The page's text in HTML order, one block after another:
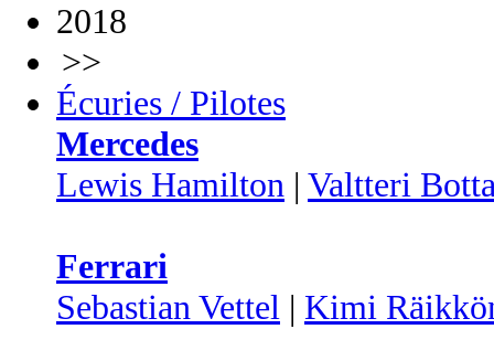
2018
>>
Écuries / Pilotes
Mercedes
Lewis Hamilton | Valtteri
Ferrari
Sebastian Vettel | Kimi